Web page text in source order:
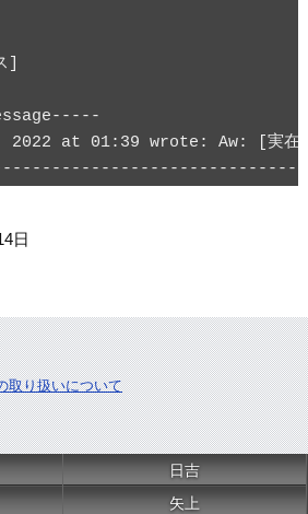
]
2022 at 01:39 wrote: Aw: [実
日
取り扱いについて
日吉
矢上